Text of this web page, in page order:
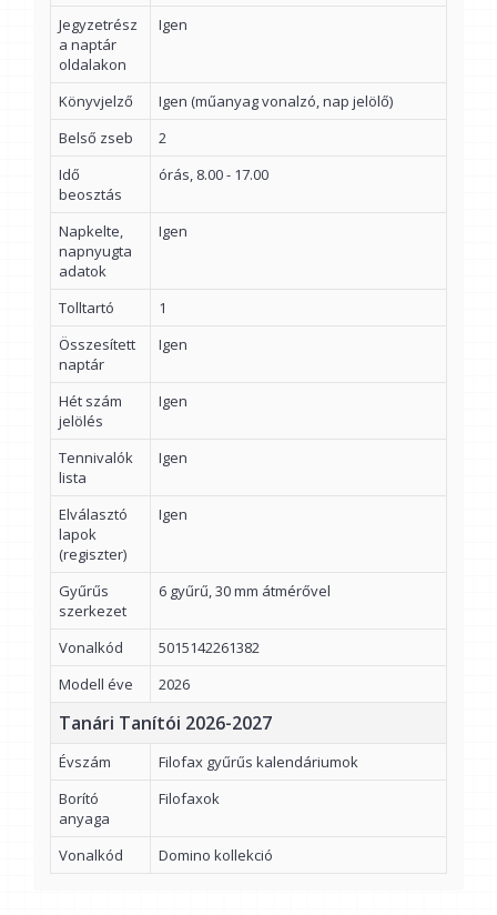
Jegyzetrész
a naptár
oldalakon
Igen
Könyvjelző
Igen (műanyag vonalzó, nap jelölő)
Belső zseb
2
Idő
beosztás
órás, 8.00 - 17.00
Napkelte,
napnyugta
adatok
Igen
Tolltartó
1
Összesített
naptár
Igen
Hét szám
jelölés
Igen
Tennivalók
lista
Igen
Elválasztó
lapok
(regiszter)
Igen
Gyűrűs
szerkezet
6 gyűrű, 30 mm átmérővel
Vonalkód
5015142261382
Modell éve
2026
Tanári Tanítói 2026-2027
Évszám
Filofax gyűrűs kalendáriumok
Borító
anyaga
Filofaxok
Vonalkód Domino kollekció